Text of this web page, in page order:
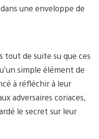
une enveloppe de
tout de suite su que ces
simple élément de
à réfléchir à leur
adversaires coriaces,
le secret sur leur